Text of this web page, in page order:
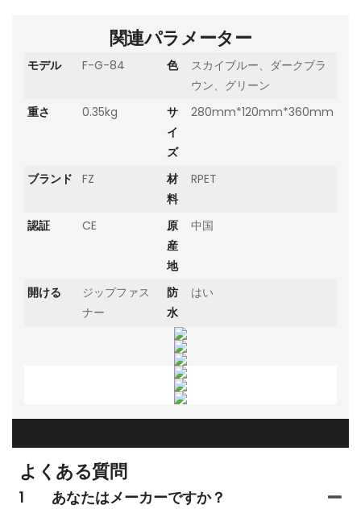
関連パラメーター
モデル F-G-84 色
スカイブルー、ダークブラ
ウン、グリーン
重さ
0.35kg
サ
イ
ズ
280mm*120mm*360mm
ブランド FZ
材
料
RPET
認証 CE
原
産
地
中国
開ける
ジップファス
ナー
防
水
はい
よくある質問
1 あなたはメーカーですか？